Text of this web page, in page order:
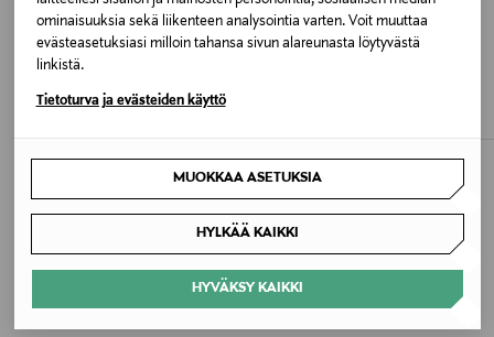
ominaisuuksia sekä liikenteen analysointia varten. Voit muuttaa
evästeasetuksiasi milloin tahansa sivun alareunasta löytyvästä
linkistä.
Tietoturva ja evästeiden käyttö
MUOKKAA ASETUKSIA
HYLKÄÄ KAIKKI
HYVÄKSY KAIKKI
Berkeley W's Redding Vest, toppaliivi, kerrasto, liivi,
kevyttoppaliivi, väst
ALE –60%
MARC O'POLO
Liivi
ALE –40%
LISÄÄ KIINNOSTAVIA
TUOTTEITA